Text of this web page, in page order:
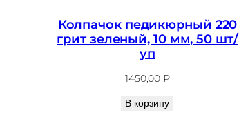
Колпачок педикюрный 220
грит зеленый, 10 мм, 50 шт/
уп
1450,00₽
В корзину